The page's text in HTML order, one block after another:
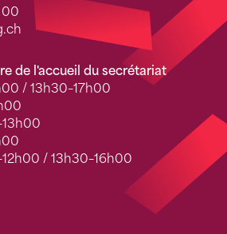
00
de l'accueil du secrétariat
/ 13h30–17h00
/ 13h30–16h00